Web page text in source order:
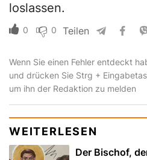
loslassen.
0 0 Teilen
Wenn Sie einen Fehler entdeckt
und drücken Sie Strg +
um ihn der Redaktion zu melden
WEITERLESEN
Der Bischof,